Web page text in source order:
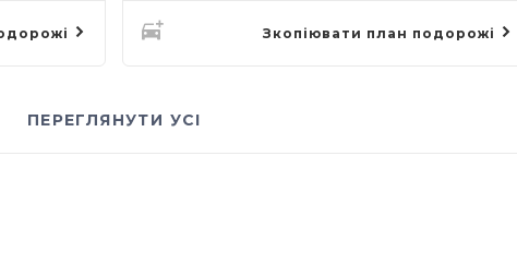
Зкопіювати план подорожі
ПЕРЕГЛЯНУТИ УСІ